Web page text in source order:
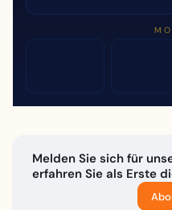
Melden Sie sich für
erfahren Sie als Erste